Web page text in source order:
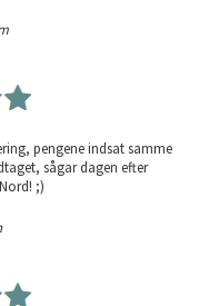
pengene indsat samme
sågar dagen efter
;)